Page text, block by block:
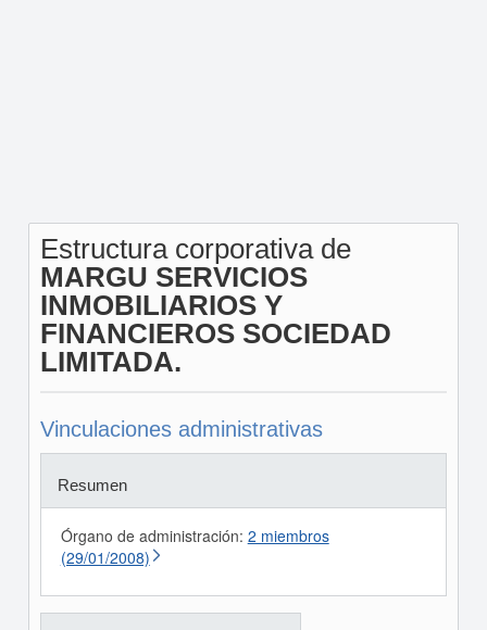
Estructura corporativa de
MARGU SERVICIOS
INMOBILIARIOS Y
FINANCIEROS SOCIEDAD
LIMITADA.
Vinculaciones administrativas
Resumen
Órgano de administración: 2 miembros
(29/01/2008)